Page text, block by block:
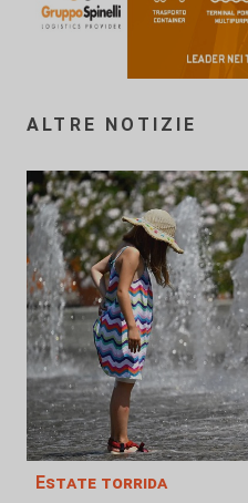
ALTRE NOTIZIE
Estate torrida